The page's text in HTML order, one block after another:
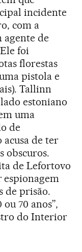
incidente
com a
agente de
foi
florestas
pistola e
Tallinn
estoniano
uma
de
acusa de ter
obscuros.
de Lefortovo
de prisão.
70 anos”,
do Interior